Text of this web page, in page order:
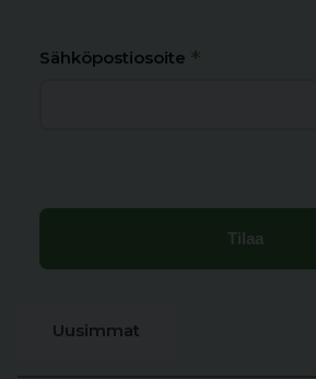
Sähköpostiosoite *
Uusimmat